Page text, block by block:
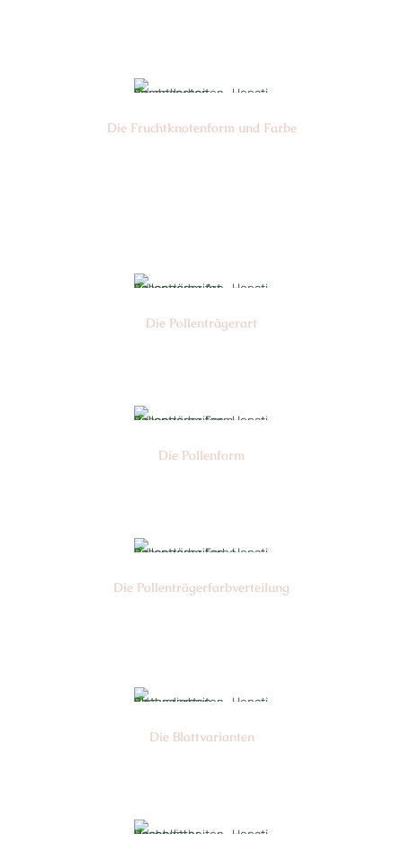
Die Frucht­knotenform und Farbe
Die Pollen­trägerart
Die Pollen­form
Die Pollen­trägerfarb­verteilung
Die Blattvarianten